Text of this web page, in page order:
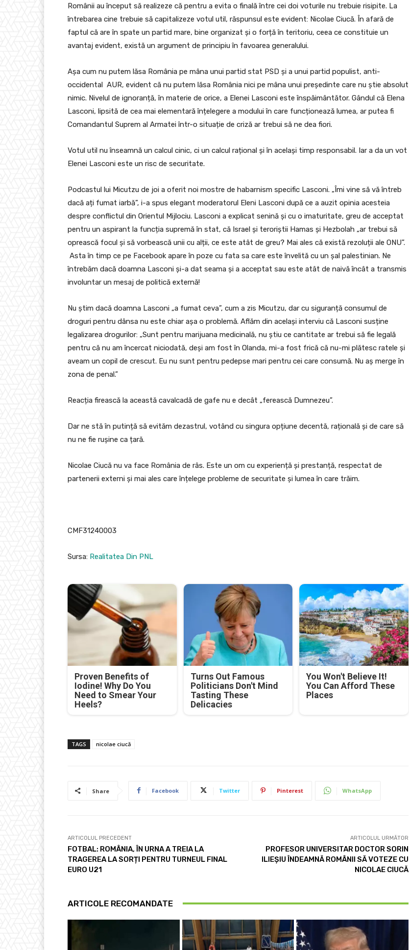
Românii au început să realizeze că pentru a evita o finală între cei doi voturile nu trebuie risipite. La
întrebarea cine trebuie să capitalizeze votul util, răspunsul este evident: Nicolae Ciucă. În afară de
faptul că are în spate un partid mare, bine organizat și o forță în teritoriu, ceea ce constituie un
avantaj evident, există un argument de principiu în favoarea generalului.
Așa cum nu putem lăsa România pe mâna unui partid stat PSD și a unui partid populist, anti-
occidental AUR, evident că nu putem lăsa România nici pe mâna unui președinte care nu știe absolut
nimic. Nivelul de ignoranță, în materie de orice, a Elenei Lasconi este înspăimântător. Gândul că Elena
Lasconi, lipsită de cea mai elementară înțelegere a modului în care funcționează lumea, ar putea fi
Comandantul Suprem al Armatei într-o situație de criză ar trebui să ne dea fiori.
Votul util nu înseamnă un calcul cinic, ci un calcul rațional și în același timp responsabil. Iar a da un vot
Elenei Lasconi este un risc de securitate.
Podcastul lui Micutzu de joi a oferit noi mostre de habarnism specific Lasconi. „Îmi vine să vă întreb
dacă ați fumat iarbă”, i-a spus elegant moderatorul Eleni Lasconi după ce a auzit opinia acesteia
despre conflictul din Orientul Mijlociu. Lasconi a explicat senină și cu o imaturitate, greu de acceptat
pentru un aspirant la funcția supremă în stat, că Israel și teroriștii Hamas și Hezbolah „ar trebui să
oprească focul și să vorbească unii cu alții, ce este atât de greu? Mai ales că există rezoluții ale ONU”.
Asta în timp ce pe Facebook apare în poze cu fata sa care este învelită cu un șal palestinian. Ne
întrebăm dacă doamna Lasconi și-a dat seama și a acceptat sau este atât de naivă încât a transmis
involuntar un mesaj de politică externă!
Nu știm dacă doamna Lasconi „a fumat ceva”, cum a zis Micutzu, dar cu siguranță consumul de
droguri pentru dânsa nu este chiar așa o problemă. Aflăm din același interviu că Lasconi susține
legalizarea drogurilor: „Sunt pentru marijuana medicinală, nu știu ce cantitate ar trebui să fie legală
pentru că nu am încercat niciodată, deși am fost în Olanda, mi-a fost frică că nu-mi plătesc ratele și
aveam un copil de crescut. Eu nu sunt pentru pedepse mari pentru cei care consumă. Nu aș merge în
zona de penal.”
Reacția firească la această cavalcadă de gafe nu e decât „ferească Dumnezeu”.
Dar ne stă în putință să evităm dezastrul, votând cu singura opțiune decentă, rațională și de care să
nu ne fie rușine ca țară.
Nicolae Ciucă nu va face România de râs. Este un om cu experiență și prestanță, respectat de
partenerii externi și mai ales care înțelege probleme de securitate și lumea în care trăim.
CMF31240003
Sursa: Realitatea Din PNL
Proven Benefits of
Iodine! Why Do You
Need to Smear Your
Heels?
Turns Out Famous
Politicians Don't Mind
Tasting These
Delicacies
You Won't Believe It!
You Can Afford These
Places
TAGS nicolae ciucă
Share Facebook Twitter Pinterest WhatsApp
ARTICOLUL PRECEDENT
FOTBAL: ROMÂNIA, ÎN URNA A TREIA LA
TRAGEREA LA SORȚI PENTRU TURNEUL FINAL
EURO U21
ARTICOLUL URMĂTOR
PROFESOR UNIVERSITAR DOCTOR SORIN
ILIEȘIU ÎNDEAMNĂ ROMÂNII SĂ VOTEZE CU
NICOLAE CIUCĂ
ARTICOLE RECOMANDATE